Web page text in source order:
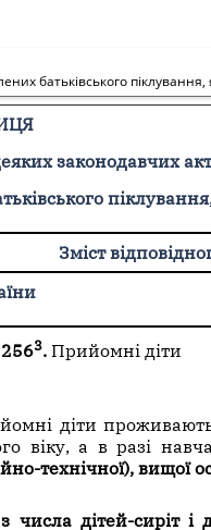
батьківського піклування,